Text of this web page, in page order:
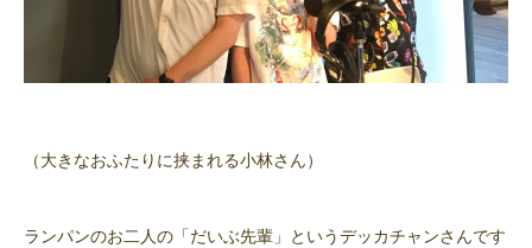
（大きなおふたりに挟まれる小林さん）
ランパンのお二人の「だいぶ先輩」というデッカチャンさんです